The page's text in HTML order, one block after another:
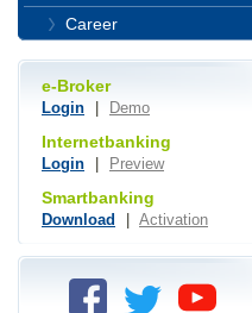
Career
e-Broker
Login Demo
Internetbanking
Login Preview
Smartbanking
Download Activation